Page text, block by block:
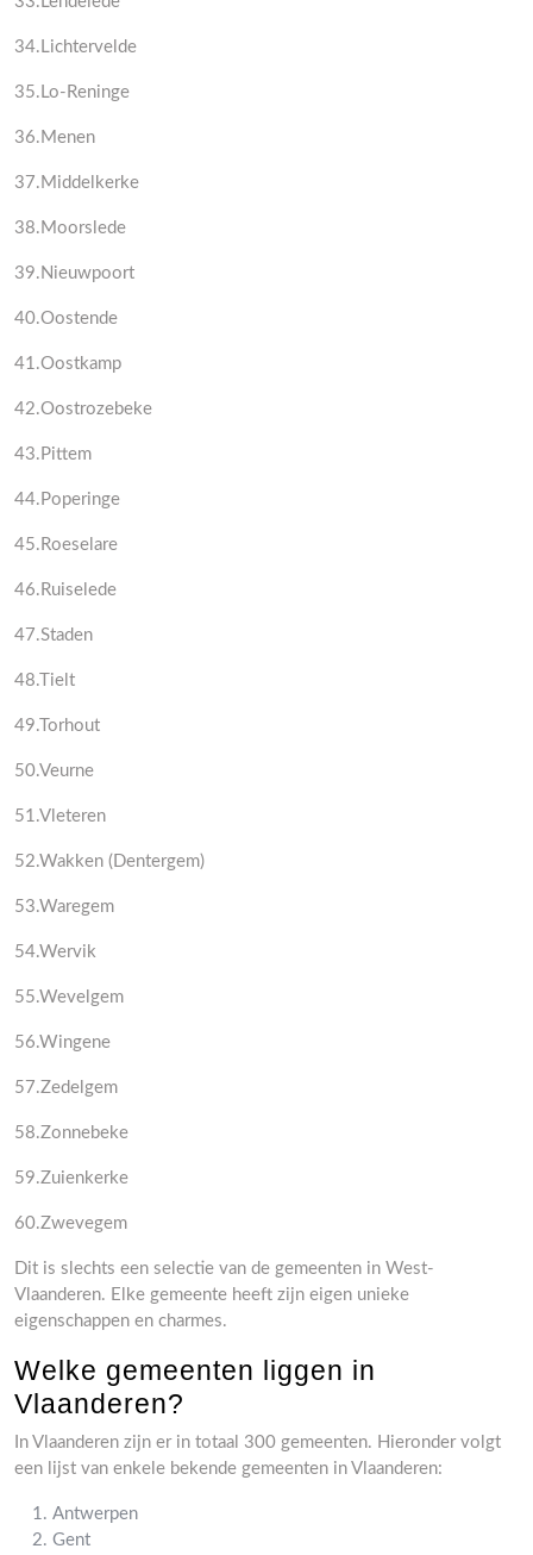
34.Lichtervelde
35.Lo-Reninge
36.Menen
37.Middelkerke
38.Moorslede
39.Nieuwpoort
40.Oostende
41.Oostkamp
42.Oostrozebeke
43.Pittem
44.Poperinge
45.Roeselare
46.Ruiselede
47.Staden
48.Tielt
49.Torhout
50.Veurne
51.Vleteren
52.Wakken (Dentergem)
53.Waregem
54.Wervik
55.Wevelgem
56.Wingene
57.Zedelgem
58.Zonnebeke
59.Zuienkerke
60.Zwevegem
Dit is slechts een selectie van de gemeenten in West-
Vlaanderen. Elke gemeente heeft zijn eigen unieke
eigenschappen en charmes.
Welke gemeenten liggen in
Vlaanderen?
In Vlaanderen zijn er in totaal 300 gemeenten. Hieronder volgt
een lijst van enkele bekende gemeenten in Vlaanderen:
Antwerpen
Gent